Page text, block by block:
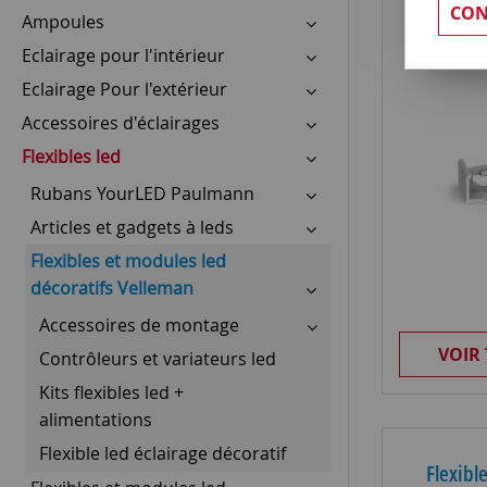
Ampoules
Eclairage pour l'intérieur
Eclairage Pour l'extérieur
Accessoires d'éclairages
Flexibles led
Rubans YourLED Paulmann
Articles et gadgets à leds
Flexibles et modules led
décoratifs Velleman
Accessoires de montage
Contrôleurs et variateurs led
Kits flexibles led +
alimentations
Flexible led éclairage décoratif
VOIR